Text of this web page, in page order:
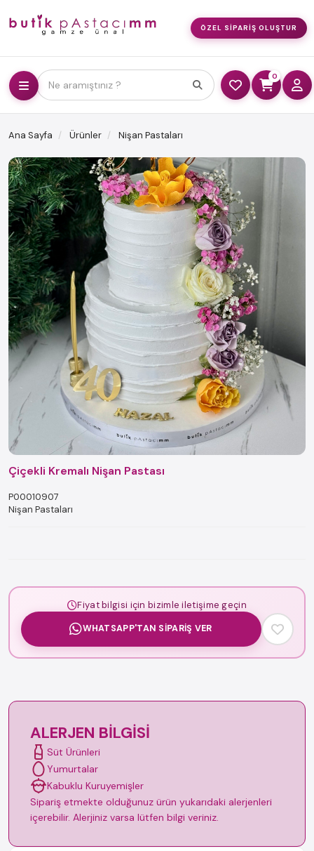
ÖZEL SIPARIŞ OLUŞTUR
Ne aramıştınız ?
0
Ana Sayfa Ürünler Nişan Pastaları
Çiçekli Kremalı Nişan Pastası
P00010907
Nişan Pastaları
Fiyat bilgisi için bizimle iletişime geçin
WHATSAPP'TAN SIPARIŞ VER
ALERJEN BILGISI
Süt Ürünleri
Yumurtalar
Kabuklu Kuruyemişler
Sipariş etmekte olduğunuz ürün yukarıdaki alerjenleri
içerebilir. Alerjiniz varsa lütfen bilgi veriniz.